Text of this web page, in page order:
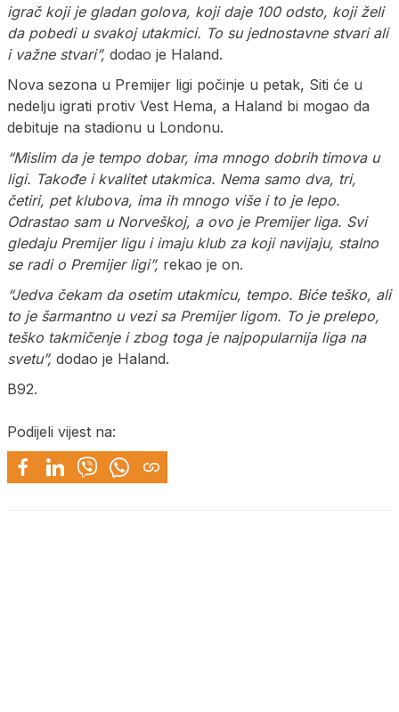
igrač koji je gladan golova, koji daje 100 odsto, koji želi
da pobedi u svakoj utakmici. To su jednostavne stvari ali
i važne stvari”, dodao je Haland.
Nova sezona u Premijer ligi počinje u petak, Siti će u
nedelju igrati protiv Vest Hema, a Haland bi mogao da
debituje na stadionu u Londonu.
“Mislim da je tempo dobar, ima mnogo dobrih timova u
ligi. Takođe i kvalitet utakmica. Nema samo dva, tri,
četiri, pet klubova, ima ih mnogo više i to je lepo.
Odrastao sam u Norveškoj, a ovo je Premijer liga. Svi
gledaju Premijer ligu i imaju klub za koji navijaju, stalno
se radi o Premijer ligi”, rekao je on.
“Jedva čekam da osetim utakmicu, tempo. Biće teško, ali
to je šarmantno u vezi sa Premijer ligom. To je prelepo,
teško takmičenje i zbog toga je najpopularnija liga na
svetu”, dodao je Haland.
B92.
Podijeli vijest na: